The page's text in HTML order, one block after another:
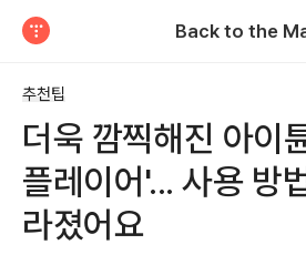
Back to the
추천팁
더욱 깜찍해진 아이
플레이어'... 사용 방
라졌어요